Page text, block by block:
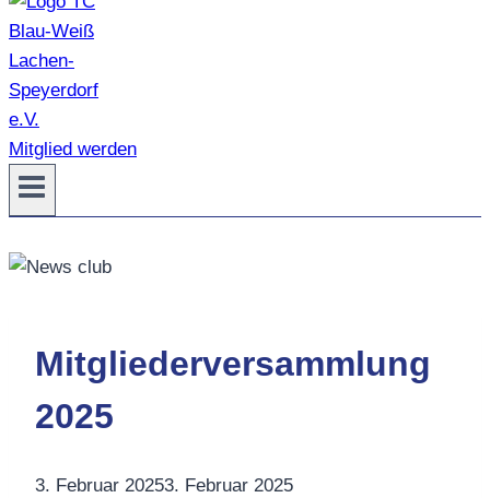
Mitglied werden
Mitgliederversammlung
2025
3. Februar 20253. Februar 2025